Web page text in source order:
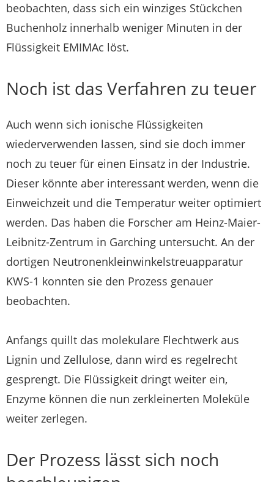
beobachten, dass sich ein winziges Stückchen
Buchenholz innerhalb weniger Minuten in der
Flüssigkeit EMIMAc löst.
Noch ist das Verfahren zu teuer
Auch wenn sich ionische Flüssigkeiten
wiederverwenden lassen, sind sie doch immer
noch zu teuer für einen Einsatz in der Industrie.
Dieser könnte aber interessant werden, wenn die
Einweichzeit und die Temperatur weiter optimiert
werden. Das haben die Forscher am Heinz-Maier-
Leibnitz-Zentrum in Garching untersucht. An der
dortigen Neutronenkleinwinkelstreuapparatur
KWS-1 konnten sie den Prozess genauer
beobachten.
Anfangs quillt das molekulare Flechtwerk aus
Lignin und Zellulose, dann wird es regelrecht
gesprengt. Die Flüssigkeit dringt weiter ein,
Enzyme können die nun zerkleinerten Moleküle
weiter zerlegen.
Der Prozess lässt sich noch